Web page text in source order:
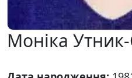
Моніка